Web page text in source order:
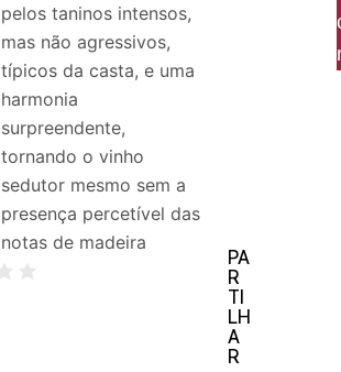
pelos taninos intensos,
mas não agressivos,
típicos da casta, e uma
harmonia
surpreendente,
tornando o vinho
sedutor mesmo sem a
presença percetível das
notas de madeira
PA
R
TI
LH
A
R